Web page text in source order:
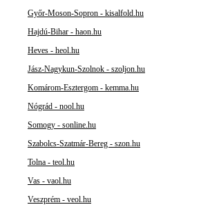
Győr-Moson-Sopron - kisalfold.hu
Hajdú-Bihar - haon.hu
Heves - heol.hu
Jász-Nagykun-Szolnok - szoljon.hu
Komárom-Esztergom - kemma.hu
Nógrád - nool.hu
Somogy - sonline.hu
Szabolcs-Szatmár-Bereg - szon.hu
Tolna - teol.hu
Vas - vaol.hu
Veszprém - veol.hu